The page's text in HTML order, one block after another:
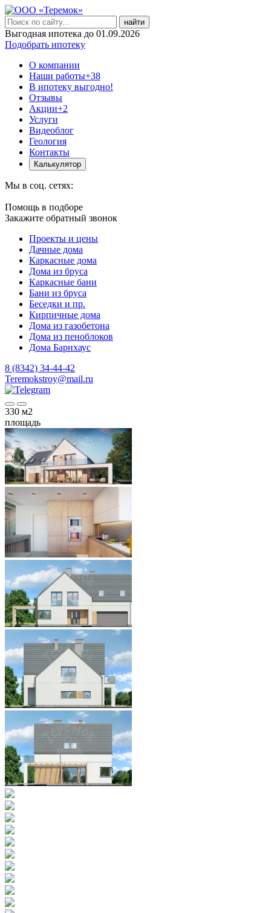
найти
Выгодная ипотека до 01.09.2026
Подобрать ипотеку
О компании
Наши работы+38
В ипотеку выгодно!
Отзывы
Акции+2
Услуги
Видеоблог
Геология
Контакты
Калькулятор
Мы в соц. сетях:
Помощь в подборе
Закажите обратный звонок
Проекты и цены
Дачные дома
Каркасные дома
Дома из бруса
Каркасные бани
Бани из бруса
Беседки и пр.
Кирпичные дома
Дома из газобетона
Дома из пеноблоков
Дома Барнхаус
8 (8342) 34-44-42
Teremokstroy@mail.ru
330 м2
площадь